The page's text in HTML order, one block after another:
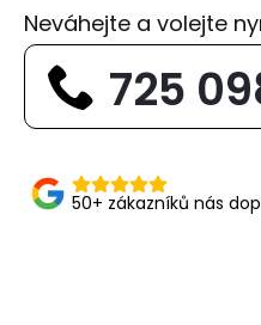
Neváhejte a volejte
725
50+ zákazníků nás